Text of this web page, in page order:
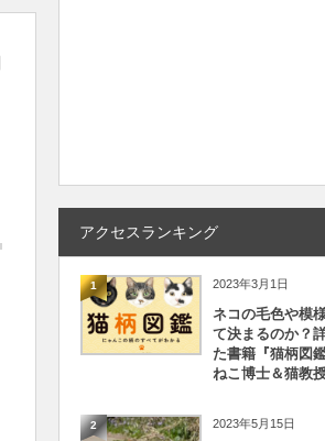
アクセスランキング
1 2023年3月1日
ネコの毛色や模
て決まるのか？
た書籍『猫柄図
ねこ博士＆猫教
2 2023年5月15日